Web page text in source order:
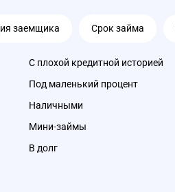
заемщика Срок займа
С плохой кредитной историей
Под маленький процент
Наличными
Мини-займы
В долг